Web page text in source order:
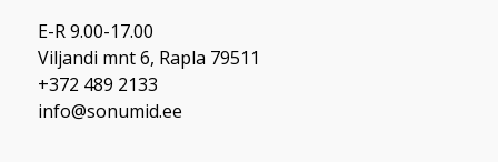
E-R 9.00-17.00
Viljandi mnt 6, Rapla 79511
+372 489 2133
info@sonumid.ee